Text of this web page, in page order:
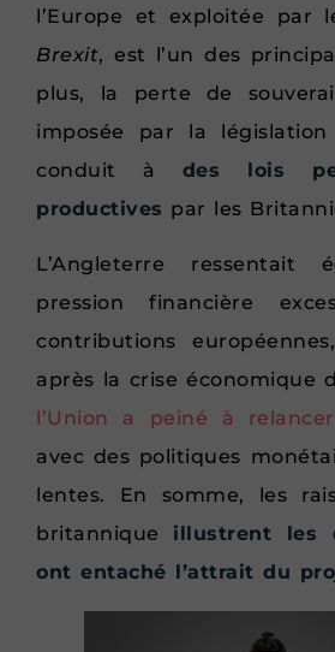
l’Europe et exploitée par
Brexit, est l’un des
plus, la perte de
imposée par la législation
conduit à des lois
productives par les
L’Angleterre ressentait
pression financière
contributions
après la crise économique
l’Union a peiné à
avec des politiques
lentes. En somme, les
britannique illustrent les
ont entaché l’attrait du